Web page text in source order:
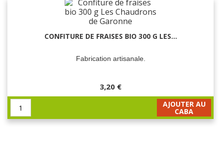
CONFITURE DE FRAISES BIO 300 G LES...
Fabrication artisanale.
3,20 €
AJOUTER AU
CABA